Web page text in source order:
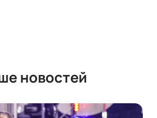
новостей